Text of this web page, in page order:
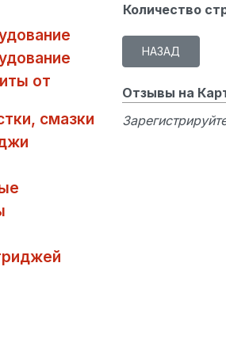
Количество
Отзывы на
от
смазки